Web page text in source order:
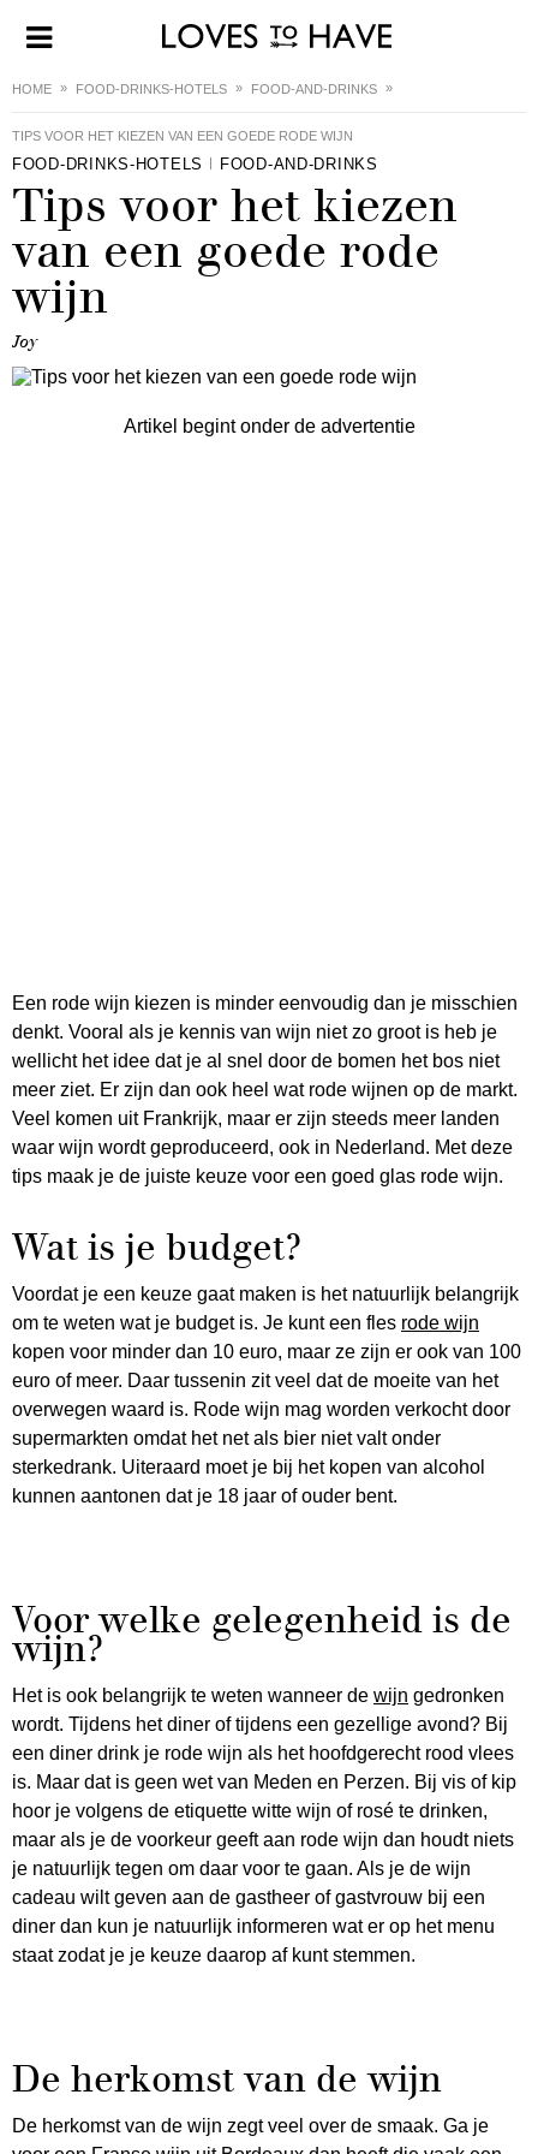
HOME FOOD-DRINKS-HOTELS FOOD-AND-DRINKS
TIPS VOOR HET KIEZEN VAN EEN GOEDE RODE WIJN
FOOD-DRINKS-HOTELS FOOD-AND-DRINKS
Tips voor het kiezen
van een goede rode
wijn
Joy
Artikel begint onder de advertentie
Een rode wijn kiezen is minder eenvoudig dan je misschien
denkt. Vooral als je kennis van wijn niet zo groot is heb je
wellicht het idee dat je al snel door de bomen het bos niet
meer ziet. Er zijn dan ook heel wat rode wijnen op de markt.
Veel komen uit Frankrijk, maar er zijn steeds meer landen
waar wijn wordt geproduceerd, ook in Nederland. Met deze
tips maak je de juiste keuze voor een goed glas rode wijn.
Wat is je budget?
Voordat je een keuze gaat maken is het natuurlijk belangrijk
om te weten wat je budget is. Je kunt een fles rode wijn
kopen voor minder dan 10 euro, maar ze zijn er ook van 100
euro of meer. Daar tussenin zit veel dat de moeite van het
overwegen waard is. Rode wijn mag worden verkocht door
supermarkten omdat het net als bier niet valt onder
sterkedrank. Uiteraard moet je bij het kopen van alcohol
kunnen aantonen dat je 18 jaar of ouder bent.
Voor welke gelegenheid is de
wijn?
Het is ook belangrijk te weten wanneer de wijn gedronken
wordt. Tijdens het diner of tijdens een gezellige avond? Bij
een diner drink je rode wijn als het hoofdgerecht rood vlees
is. Maar dat is geen wet van Meden en Perzen. Bij vis of kip
hoor je volgens de etiquette witte wijn of rosé te drinken,
maar als je de voorkeur geeft aan rode wijn dan houdt niets
je natuurlijk tegen om daar voor te gaan. Als je de wijn
cadeau wilt geven aan de gastheer of gastvrouw bij een
diner dan kun je natuurlijk informeren wat er op het menu
staat zodat je je keuze daarop af kunt stemmen.
De herkomst van de wijn
De herkomst van de wijn zegt veel over de smaak. Ga je